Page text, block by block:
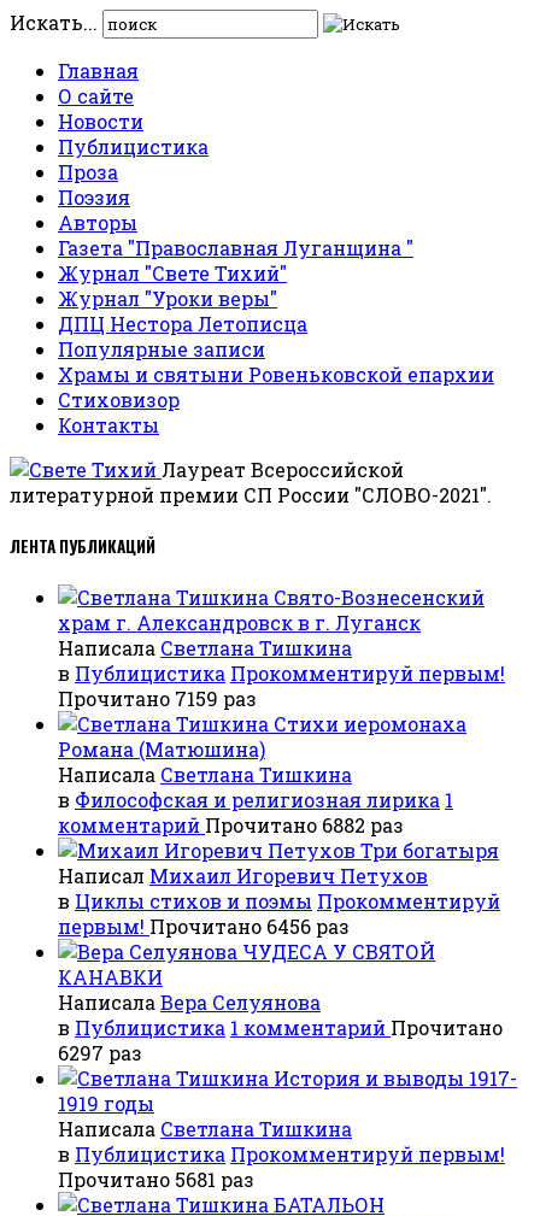
Искать...
Главная
О сайте
Новости
Публицистика
Проза
Поэзия
Авторы
Газета "Православная Луганщина "
Журнал "Свете Тихий"
Журнал "Уроки веры"
ДПЦ Нестора Летописца
Популярные записи
Храмы и святыни Ровеньковской епархии
Стиховизор
Контакты
Лауреат Всероссийской
литературной премии СП России "СЛОВО-2021".
ЛЕНТА ПУБЛИКАЦИЙ
Свято-Вознесенский
храм г. Александровск в г. Луганск
Написала Светлана Тишкина
в Публицистика Прокомментируй первым!
Прочитано 7159 раз
Стихи иеромонаха
Романа (Матюшина)
Написала Светлана Тишкина
в Философская и религиозная лирика 1
комментарий Прочитано 6882 раз
Три богатыря
Написал Михаил Игоревич Петухов
в Циклы стихов и поэмы Прокомментируй
первым! Прочитано 6456 раз
ЧУДЕСА У СВЯТОЙ
КАНАВКИ
НаписалаВера Селуянова
в Публицистика 1 комментарий Прочитано
6297 раз
История и выводы 1917-
1919 годы
Написала Светлана Тишкина
в Публицистика Прокомментируй первым!
Прочитано 5681 раз
БАТАЛЬОН